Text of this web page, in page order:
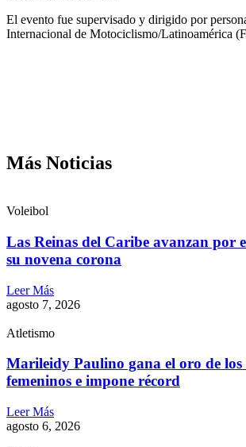
El evento fue supervisado y dirigido por
Internacional de Motociclismo/Latinoamérica
Más Noticias
Voleibol
Las Reinas del Caribe avanzan por
su novena corona
Leer Más
agosto 7, 2026
Atletismo
Marileidy Paulino gana el oro de los
femeninos e impone récord
Leer Más
agosto 6, 2026